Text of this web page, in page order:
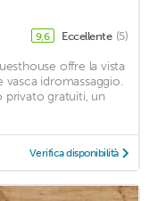
9,6 Eccellente (5)
offre la vista
vasca idromassaggio.
privato gratuiti, un
Verifica disponibilità